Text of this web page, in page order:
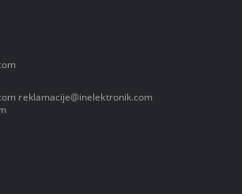
reklamacije@inelektronik.com